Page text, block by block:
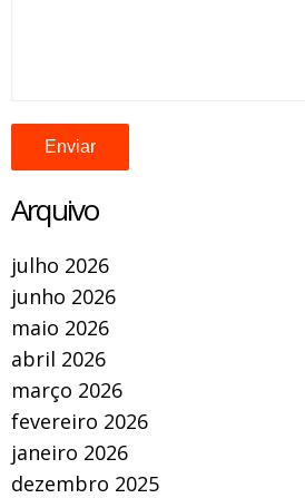
Arquivo
julho 2026
junho 2026
maio 2026
abril 2026
março 2026
fevereiro 2026
janeiro 2026
dezembro 2025